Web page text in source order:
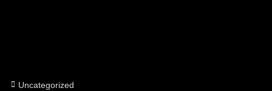
Categorías
Uncategorized